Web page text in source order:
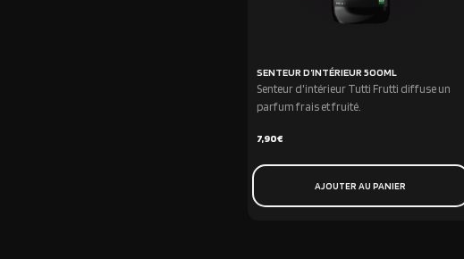
SENTEUR D’INTÉRIEUR 500ML
Senteur d'intérieur Tutti Frutti diffuse un
parfum frais et fruité.
7,90€
AJOUTER AU PANIER